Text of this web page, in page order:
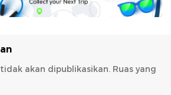
akan dipublikasikan. Ruas yang